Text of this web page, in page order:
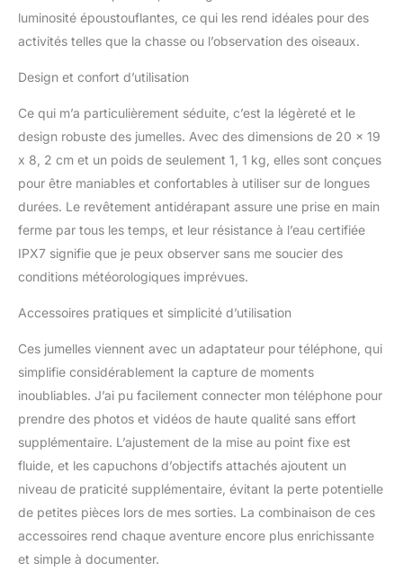
lentille haut de gamme et
un grand champ de
vision (5,8) avec un
mm, offrent d'excellentes
avec une excellente
reproduction des
couleurs, vous pouvez
pour une identification
rapide et facile dans
toutes les situations
rencontrées dans
l'observation des
oiseaux. Adaptateur de
téléphone amélioré 2023
: nos jumelles IBQ sont
dotées du dernier
et d'une installation
facile, s'adaptent à tous
les types de
smartphones, et
alignement rapide.
Caoutchouc souple
antidérapant sur la
surface, une structure
plus robuste. Convient à
luminosité époustouflantes, ce qui les rend idéales pour des
activités telles que la chasse ou l’observation des oiseaux.
Design et confort d’utilisation
Ce qui m’a particulièrement séduite, c’est la légèreté et le
design robuste des jumelles. Avec des dimensions de 20 x 19
x 8, 2 cm et un poids de seulement 1, 1 kg, elles sont conçues
pour être maniables et confortables à utiliser sur de longues
durées. Le revêtement antidérapant assure une prise en main
ferme par tous les temps, et leur résistance à l’eau certifiée
IPX7 signifie que je peux observer sans me soucier des
conditions météorologiques imprévues.
Accessoires pratiques et simplicité d’utilisation
Ces jumelles viennent avec un adaptateur pour téléphone, qui
simplifie considérablement la capture de moments
inoubliables. J’ai pu facilement connecter mon téléphone pour
prendre des photos et vidéos de haute qualité sans effort
supplémentaire. L’ajustement de la mise au point fixe est
fluide, et les capuchons d’objectifs attachés ajoutent un
niveau de praticité supplémentaire, évitant la perte potentielle
de petites pièces lors de mes sorties. La combinaison de ces
accessoires rend chaque aventure encore plus enrichissante
et simple à documenter.